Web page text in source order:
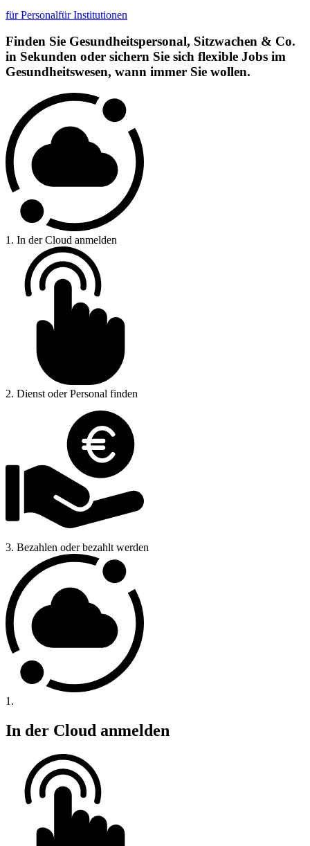
für Personalfür Institutionen
Finden Sie Gesundheits­personal, Sitzwachen & Co.
in Sekunden oder sichern Sie sich flexible Jobs im
Gesundheits­wesen, wann immer Sie wollen.
1. In der Cloud anmelden
2. Dienst oder Personal finden
3. Bezahlen oder bezahlt werden
1.
In der Cloud anmelden